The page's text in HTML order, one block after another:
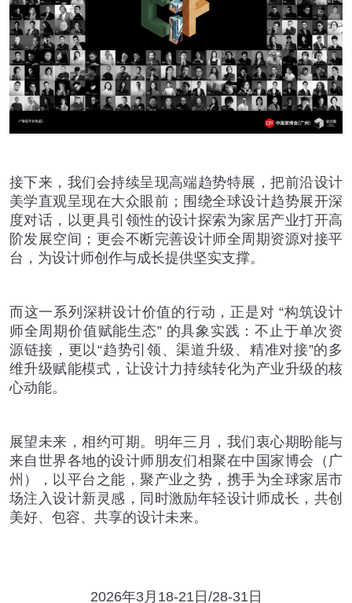
接下来，我们会持续呈现高端趋势特展，把前沿设计
美学直观呈现在大众眼前；围绕全球设计趋势展开深
度对话，以更具引领性的设计探索为家居产业打开高
阶发展空间；更会不断完善设计师全周期资源对接平
台，为设计师创作与成长提供坚实支撑。
而这一系列深耕设计价值的行动，正是对 “构筑设计
师全周期价值赋能生态” 的具象实践：不止于单次资
源链接，更以“趋势引领、渠道升级、精准对接”的多
维升级赋能模式，让设计力持续转化为产业升级的核
心动能。
展望未来，相约可期。明年三月，我们衷心期盼能与
来自世界各地的设计师朋友们相聚在中国家博会（广
州），以平台之能，聚产业之势，携手为全球家居市
场注入设计新灵感，同时激励年轻设计师成长，共创
美好、包容、共享的设计未来。
2026年3月 18-21日 /28-31日